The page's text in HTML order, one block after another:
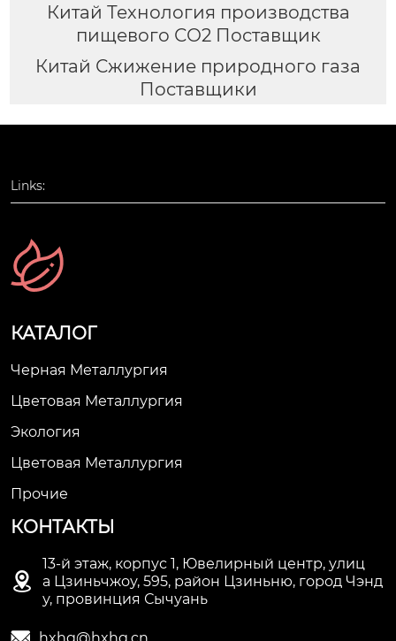
Китай Технология производства
пищевого СО2 Поставщик
Китай Сжижение природного газа
Поставщики
Links:
КАТАЛОГ
Черная Металлургия
Цветовая Металлургия
Экология
Цветовая Металлургия
Прочие
КОНТАКТЫ

13-й этаж, корпус 1, Ювелирный центр, улиц
а Цзиньчжоу, 595, район Цзиньню, город Чэнд
у, провинция Сычуань